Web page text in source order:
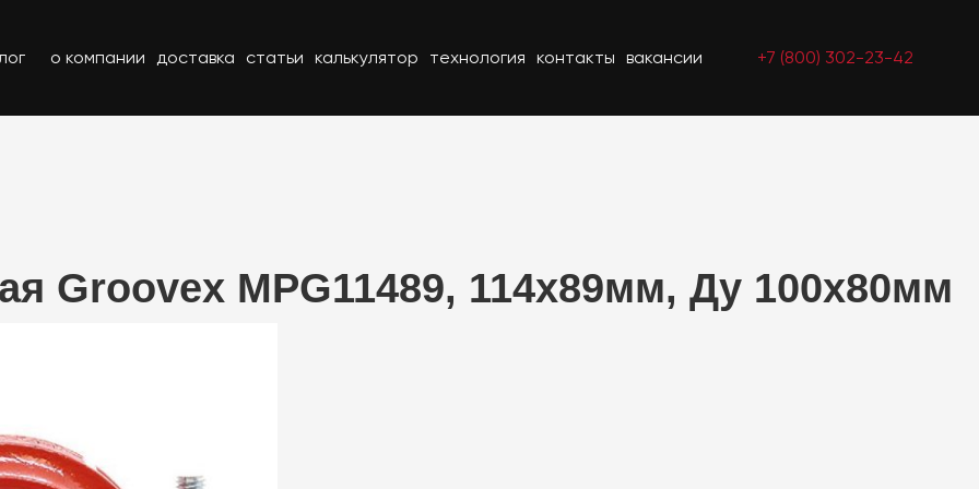
о компании доставка статьи калькулятор технология контакты вакансии +7 (800) 302-23-42
Groovex MPG11489, 114x89мм, Ду 100х80мм